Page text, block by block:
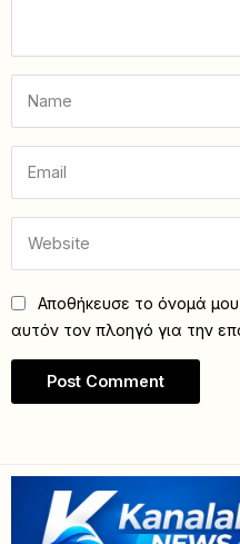
Αποθήκευσε το όνομά
αυτόν τον πλοηγό για την